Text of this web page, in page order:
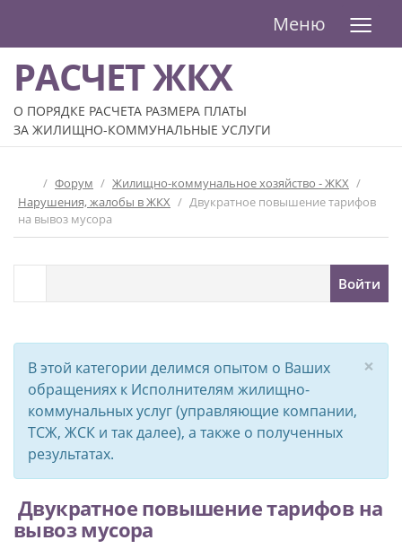
Меню ≡
РАСЧЕТ ЖКХ
О ПОРЯДКЕ РАСЧЕТА РАЗМЕРА ПЛАТЫ
ЗА ЖИЛИЩНО-КОММУНАЛЬНЫЕ УСЛУГИ
/ Форум / Жилищно-коммунальное хозяйство - ЖКХ /
Нарушения, жалобы в ЖКХ / Двукратное повышение тарифов
на вывоз мусора
Войти
×
В этой категории делимся опытом о Ваших
обращениях к Исполнителям жилищно-
коммунальных услуг (управляющие компании,
ТСЖ, ЖСК и так далее), а также о полученных
результатах.
Двукратное повышение тарифов на
вывоз мусора